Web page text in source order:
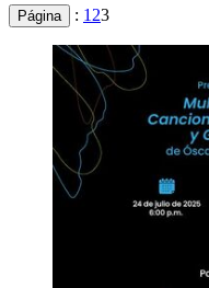
Página : 1 23